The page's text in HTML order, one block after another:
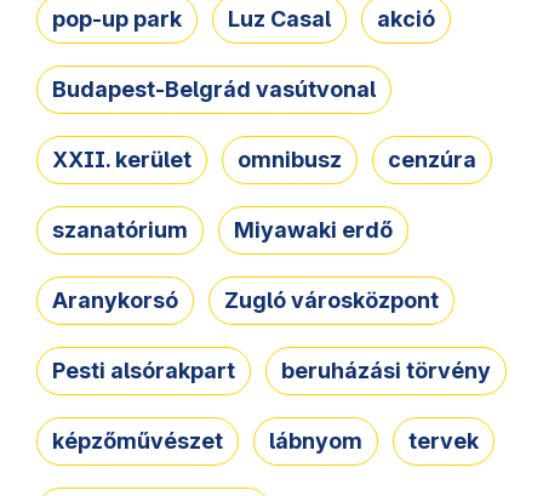
pop-up park Luz Casal akció
Budapest-Belgrád vasútvonal
XXII. kerület omnibusz cenzúra
szanatórium Miyawaki erdő
Aranykorsó Zugló városközpont
Pesti alsórakpart beruházási törvény
képzőművészet lábnyom tervek